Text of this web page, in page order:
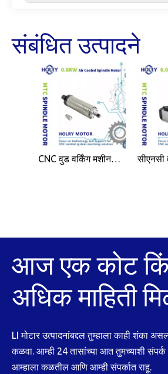
संबंधित उत्पादने
CNC वुड वर्किंग मशीनसाठी उच्च दर्जाची 0.8KW एअर कूल्ड स्पिंडल मोटर ER11
आज एक कोट
अधिक माहिती
LI मोटार उत्पादनांबद्दल तुम्हाला काही शंका
कळवा. आम्ही 24 तासांच्या आत तुमच्याशी संपर्क
आम्हाला कळतील आणि आम्ही संपर्कात राहू.